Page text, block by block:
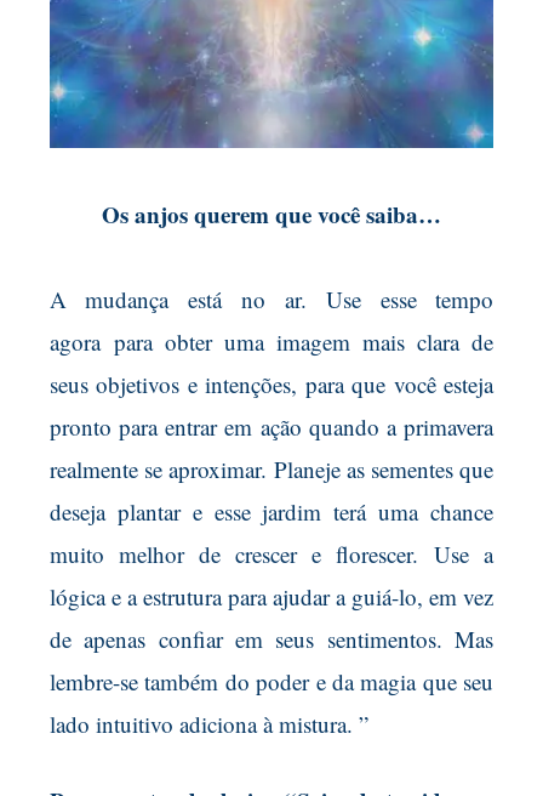
Os anjos querem que você saiba…
A mudança está no ar. Use esse tempo
agorapara obter uma imagem mais clara de
seus objetivos e intenções, para que você esteja
pronto para entrar em ação quando a primavera
realmente se aproximar. Planeje as sementes que
deseja plantar e esse jardim terá uma chance
muito melhor de crescer e florescer. Use a
lógica e a estrutura para ajudar a guiá-lo, em vez
de apenas confiar em seus sentimentos. Mas
lembre-se também do poder e da magia que seu
lado intuitivo adiciona à mistura. ”